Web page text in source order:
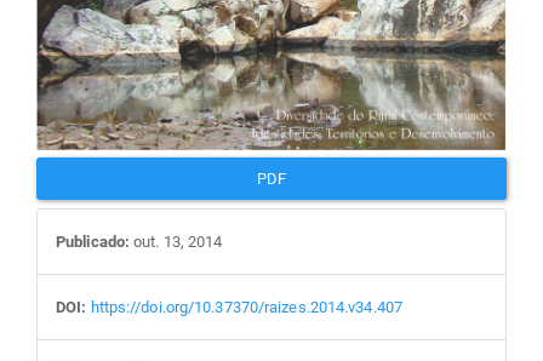
PDF
Publicado: out. 13, 2014
DOI: https://doi.org/10.37370/raizes.2014.v34.407